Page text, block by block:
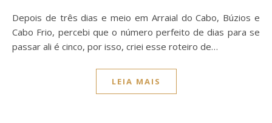
Depois de três dias e meio em Arraial do Cabo, Búzios e
Cabo Frio, percebi que o número perfeito de dias para se
passar ali é cinco, por isso, criei esse roteiro de…
LEIA MAIS